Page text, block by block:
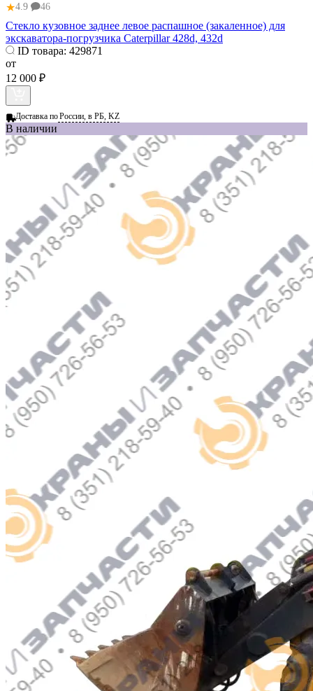
★4.9 46
Стекло кузовное заднее левое распашное (закаленное) для
экскаватора-погрузчика Caterpillar 428d, 432d
ID товара: 429871
от
12 000 ₽
Доставка поРоссии, в РБ, KZ
В наличии